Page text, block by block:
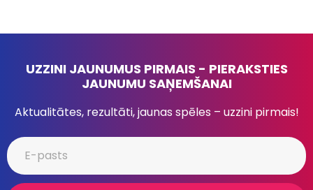
UZZINI JAUNUMUS PIRMAIS - PIERAKSTIES
JAUNUMU SAŅEMŠANAI
Aktualitātes, rezultāti, jaunas spēles – uzzini pirmais!